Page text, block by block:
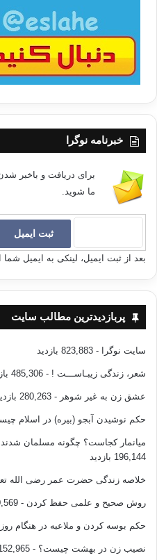
خبرنامه نوگرا
برای دریافت و باخبر
ما شوید.
بعد از ثبت ایمیل، لینکی به ایمیل شما
پربازدیدترین مطالب سایت
سایت نوگرا - 823,883 بازدید
شعر، زندگی زیبـاســـت ! - 485,306 بازدید
عشق زن به غیر شوهر - 280,263 بازدید
حکم نوشیدن آبجو (بیره) در اسلام
میانمار کجاست؟ چگونه مسلمان
196,144 بازدید
خلاصه زندگی حضرت عمر رضی الله
روش صحیح و علمی حفظ کردن - 180,569 بازدید
حکم بوسه کردن و ملاعبه در هنگام
نصیب زن در بهشت چیست؟ - 152,965 بازدید